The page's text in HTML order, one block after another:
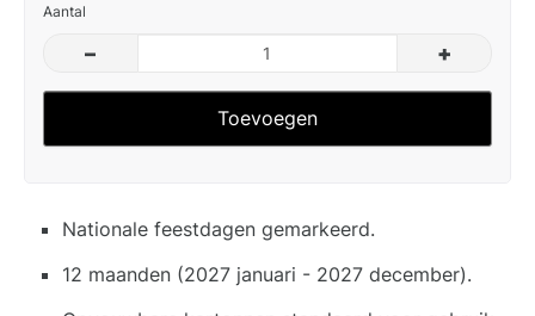
Aantal
– +
Toevoegen
Nationale feestdagen gemarkeerd.
12 maanden (2027 januari - 2027 december).